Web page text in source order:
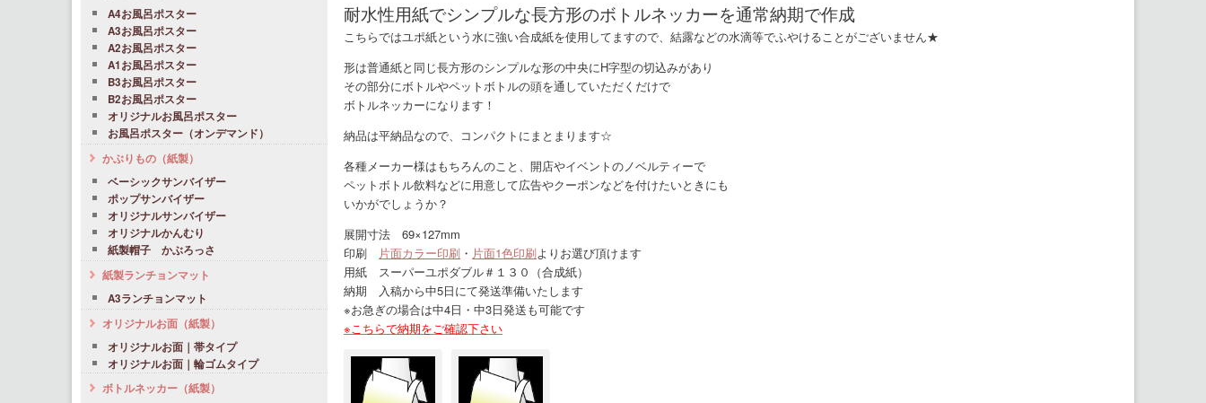
耐水性用紙でシンプルな長方形のボトルネッカーを通常納期で作成
こちらではユポ紙という水に強い合成紙を使用してますので、結露などの水滴等でふやけることがございません★
形は普通紙と同じ長方形のシンプルな形の中央にH字型の切込みがあり
その部分にボトルやペットボトルの頭を通していただくだけで
ボトルネッカーになります！
納品は平納品なので、コンパクトにまとまります☆
各種メーカー様はもちろんのこと、開店やイベントのノベルティーで
ペットボトル飲料などに用意して広告やクーポンなどを付けたいときにも
いかがでしょうか？
展開寸法 69×127mm
印刷
片面カラー印刷 ・ 片面1色印刷よりお選び頂けます
用紙 スーパーユポダブル＃１３０（合成紙）
納期 入稿から中5日にて発送準備いたします
※お急ぎの場合は中4日・中3日発送も可能です
※こちらで納期をご確認下さい
A4お風呂ポスター
A3お風呂ポスター
A2お風呂ポスター
A1お風呂ポスター
B3お風呂ポスター
B2お風呂ポスター
オリジナルお風呂ポスター
お風呂ポスター（オンデマンド）
かぶりもの（紙製）
ベーシックサンバイザー
ポップサンバイザー
オリジナルサンバイザー
オリジナルかんむり
紙製帽子 かぶろっさ
紙製ランチョンマット
A3ランチョンマット
オリジナルお面（紙製）
オリジナルお面｜帯タイプ
オリジナルお面｜輪ゴムタイプ
ボトルネッカー（紙製）